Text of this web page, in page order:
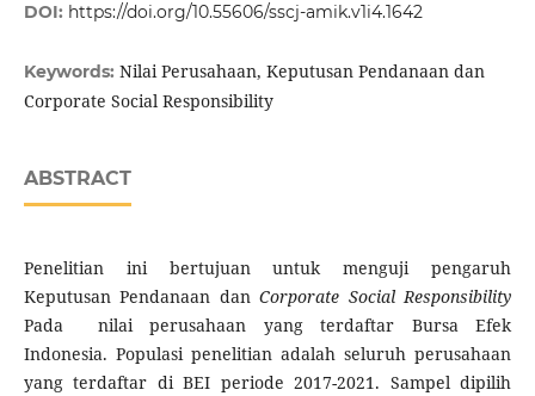
DOI: https://doi.org/10.55606/sscj-amik.v1i4.1642
Keywords: Nilai Perusahaan, Keputusan Pendanaan dan
Corporate Social Responsibility
ABSTRACT
Penelitian ini bertujuan untuk menguji pengaruh
Keputusan Pendanaan danCorporate Social Responsibility
Pada nilai perusahaan yang terdaftar Bursa Efek
Indonesia. Populasi penelitian adalah seluruh perusahaan
yang terdaftar di BEI periode 2017-2021. Sampel dipilih